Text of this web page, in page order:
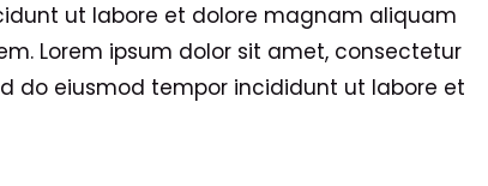
ut labore et dolore magnam aliquam
Lorem ipsum dolor sit amet, consectetur
do eiusmod tempor incididunt ut labore et